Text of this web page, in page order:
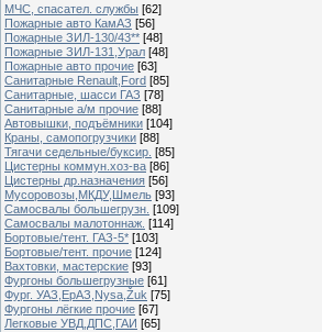
МЧС, спасател. службы [62]
Пожарные авто КамАЗ [56]
Пожарные ЗИЛ-130/43** [48]
Пожарные ЗИЛ-131,Урал [48]
Пожарные авто прочие [63]
Санитарные Renault,Ford [85]
Санитарные, шасси ГАЗ [78]
Санитарные а/м прочие [88]
Автовышки, подъёмники [104]
Краны, самопогрузчики [88]
Тягачи седельные/буксир. [85]
Цистерны коммун.хоз-ва [86]
Цистерны др.назначения [56]
Мусоровозы,МКДУ,Шмель [93]
Самосвалы большегрузн. [109]
Самосвалы малотоннаж. [114]
Бортовые/тент. ГАЗ-5* [103]
Бортовые/тент. прочие [124]
Вахтовки, мастерские [93]
Фургоны большегрузные [61]
Фург. УАЗ,ЕрАЗ,Nysa,Žuk [75]
Фургоны лёгкие прочие [67]
Легковые УВД,ДПС,ГАИ [65]